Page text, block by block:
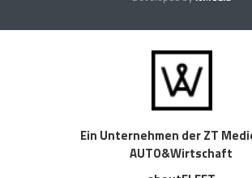
Ein Unternehmen der ZT
AUTO&Wirtschaft